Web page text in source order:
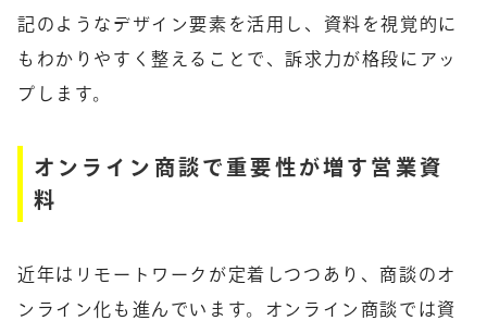
記のようなデザイン要素を活用し、資料を視覚的に
もわかりやすく整えることで、訴求力が格段にアッ
プします。
オンライン商談で重要性が増す営業資
料
近年はリモートワークが定着しつつあり、商談のオ
ンライン化も進んでいます。オンライン商談では資